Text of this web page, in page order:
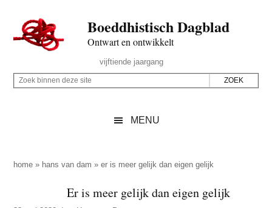
naar
de
inhoud
secondary
naar
de
sidebar
naar
de
Boeddhistisch Dagblad
Ontwart en ontwikkelt
Rechts
vijftiende jaargang
Z
p
Z
i
MENU
home » hans van dam »er is meer gelijk dan eigen gelijk
Er is meer gelijk dan eigen gelijk